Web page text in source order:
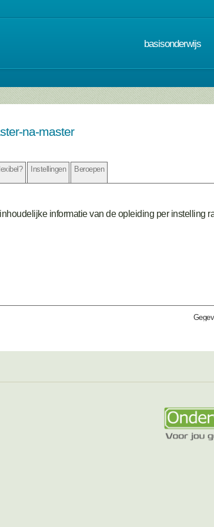
basisonderwijs
na-master
Instellingen Beroepen
informatie van de opleiding per instelling